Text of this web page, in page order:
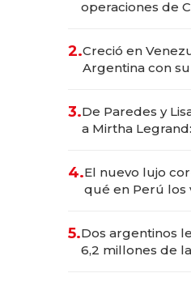
operaciones de
2.Creció en
Argentina con
las marcas "fast
3.De Paredes y
a Mirtha
4.El nuevo lujo
qué en Perú los
para convertirse
transformadoras
5.Dos argentinos
6,2 millones de